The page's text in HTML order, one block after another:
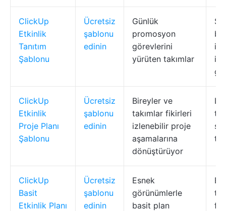
ClickUp
Etkinlik
Tanıtım
Şablonu
Ücretsiz
şablonu
edinin
Günlük
promosyon
görevlerini
yürüten takımlar
ClickUp
Etkinlik
Proje Planı
Şablonu
Ücretsiz
şablonu
edinin
Bireyler ve
takımlar fikirleri
izlenebilir proje
aşamalarına
dönüştürüyor
ClickUp
Basit
Etkinlik Planı
Ücretsiz
şablonu
edinin
Esnek
görünümlerle
basit plan